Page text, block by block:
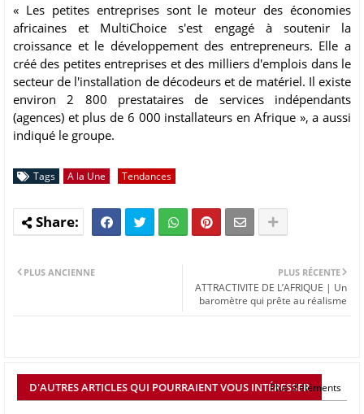
« Les petites entreprises sont le moteur des économies
africaines et MultiChoice s'est engagé à soutenir la
croissance et le développement des entrepreneurs. Elle a
créé des petites entreprises et des milliers d'emplois dans le
secteur de l'installation de décodeurs et de matériel. Il existe
environ 2 800 prestataires de services indépendants
(agences) et plus de 6 000 installateurs en Afrique », a aussi
indiqué le groupe.
Tags A la Une Tendances
PLUS RÉCENTE
ATTRACTIVITE DE L’AFRIQUE | Un
baromètre qui prête au réalisme
PLUS ANCIENNE
D'AUTRES ARTICLES QUI POURRAIENT VOUS INTÉRESSER
Plus d'éléments